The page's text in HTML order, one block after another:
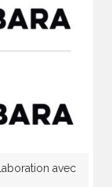
avec